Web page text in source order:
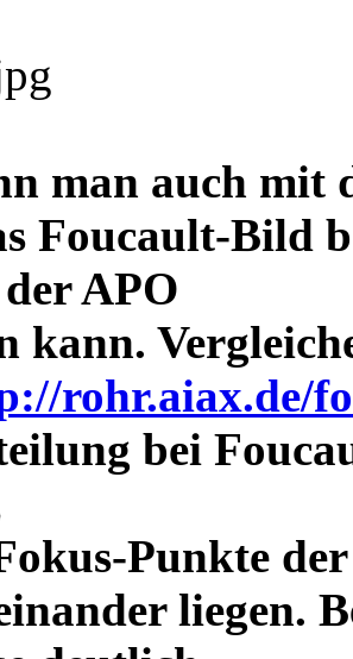
man auch mit
Foucault-Bild
APO
kann.
rohr.aiax.de/
bei
Punkte
liegen.